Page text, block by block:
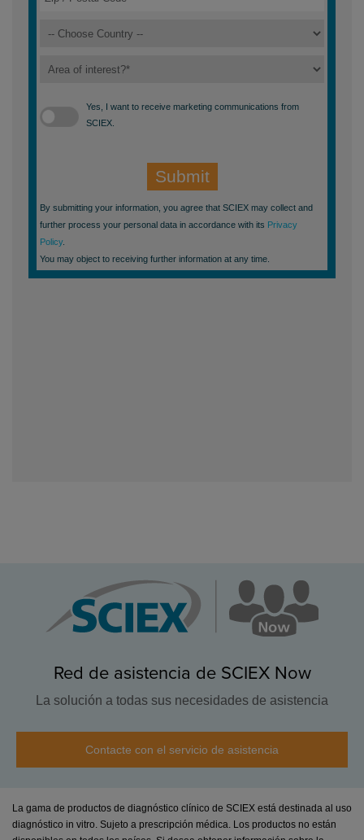
Red de asistencia de SCIEX Now
La solución a todas sus necesidades de asistencia
Contacte con el servicio de asistencia
La gama de productos de diagnóstico clínico de SCIEX está destinada al uso
diagnóstico in vitro. Sujeto a prescripción médica. Los productos no están